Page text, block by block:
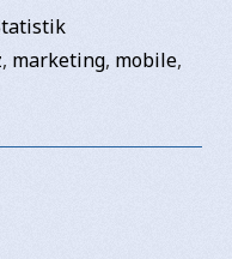
, marketing, mobile,